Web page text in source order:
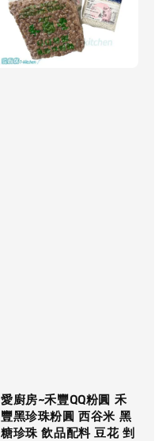
愛廚房~禾豐QQ粉圓 禾
豐黑珍珠粉圓 西谷米 黑
糖珍珠 飲品配料 豆花 剉